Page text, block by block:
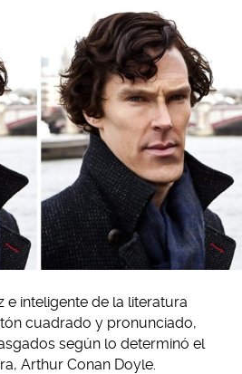
e inteligente de la literatura
cuadrado y pronunciado,
según lo determinó el
Arthur Conan Doyle.